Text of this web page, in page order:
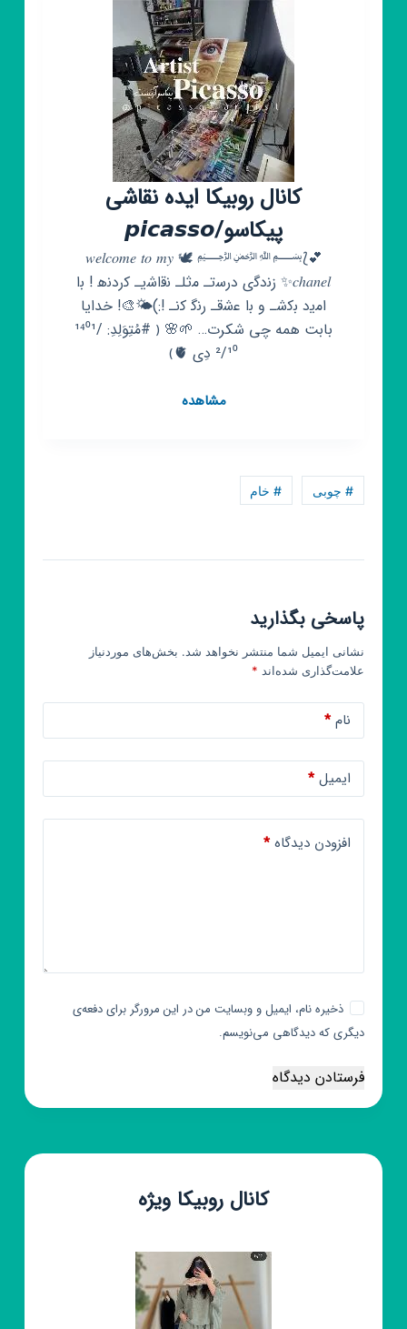
کانال روبیکا ایده نقاشی
پیکاسو/𝙥𝙞𝙘𝙖𝙨𝙨𝙤
💕⟆﷽ 🕊 𝑤𝑒𝑙𝑐𝑜𝑚𝑒 𝑡𝑜 𝑚𝑦
𝑐ℎ𝑎𝑛𝑒𝑙✨ زن‍‌دگ‍‌ی درس‍‌ت‍‌ـ م‍‌ثل‍‌ـ ن‍‌ق‍‌اش‍‌ی‍‌ـ ک‍‌ردن‍‌ه‍‌ ! ب‍‌ا
ام‍‌ی‍‌د ب‍‌ک‍‌ش‍‌ـ و ب‍‌ا ع‍‌ش‍‌ق‍‌ـ رن‍‌گ‍‌ ک‍‌ن‍‌ـ !:)🌤🎨! خدایا
بابت همه چی شکرت… 🌱🌸 ﴿ #مُتِوَلِدِ: ¹⁴⁰¹/
²/¹⁰ دِی 🫀﴾
مشاهدهکانال
# چوبی # خام
پاسخی بگذارید
نشانی ایمیل شما منتشر نخواهد شد. بخش‌های موردنیاز
علامت‌گذاری شده‌اند *
نام*
ایمیل*
افزودن دیدگاه*
ذخیره نام، ایمیل و وبسایت من در این مرورگر برای دفعه‌ی
دیگری که دیدگاهی می‌نویسم.
فرستادن دیدگاه
کانال روبیکا ویژه